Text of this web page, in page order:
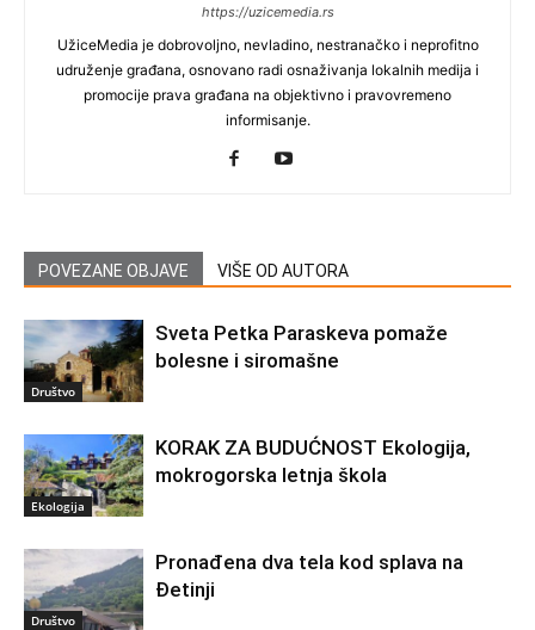
https://uzicemedia.rs
UžiceMedia je dobrovoljno, nevladino, nestranačko i neprofitno
udruženje građana, osnovano radi osnaživanja lokalnih medija i
promocije prava građana na objektivno i pravovremeno
informisanje.
POVEZANE OBJAVE VIŠE OD AUTORA
Društvo
Sveta Petka Paraskeva pomaže
bolesne i siromašne
Ekologija
KORAK ZA BUDUĆNOST Ekologija,
mokrogorska letnja škola
Društvo
Pronađena dva tela kod splava na
Đetinji